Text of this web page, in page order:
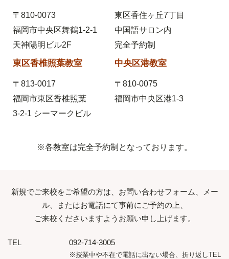
〒810-0073
福岡市中央区舞鶴1-2-1
天神陽明ビル2F
東区香住ヶ丘7丁目
中国語サロン内
完全予約制
東区香椎照葉教室
〒813-0017
福岡市東区香椎照葉
3-2-1 シーマークビル
中央区港教室
〒810-0075
福岡市中央区港1-3
※各教室は完全予約制となっております。
新規でご来校をご希望の方は、お問い合わせフォーム、メー
ル、またはお電話にて事前にご予約の上、
ご来校くださいますようお願い申し上げます。
TEL 092-714-3005
※授業中や不在で電話に出ない場合、折り返しTEL